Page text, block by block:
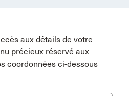
aux détails de votre
précieux réservé aux
coordonnées ci-dessous